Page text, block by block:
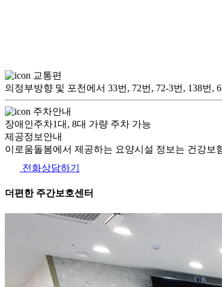
교통편
의정부방향 및 포천에서 33번, 72번, 72-3번, 138번
주차안내
장애인주차1대, 8대 가량 주차 가능
제공정보안내
이로움돌봄에서 제공하는 요양시설 정보는 건강
전화상담하기
더편한 주간보호센터